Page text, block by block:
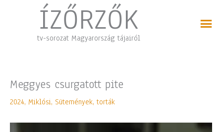
ÍZŐRZŐK
tv-sorozat Magyarország tájairól
Meggyes csurgatott pite
2024, Miklósi, Sütemények, torták